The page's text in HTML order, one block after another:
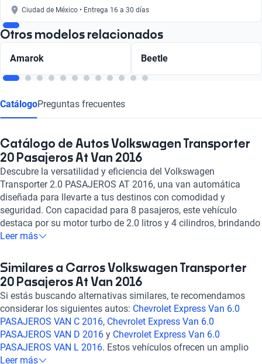
Ciudad de México • Entrega 16 a 30 días
Otros modelos relacionados
Amarok Beetle
CatálogoPreguntas frecuentes
Catálogo de Autos Volkswagen Transporter
20 Pasajeros At Van 2016
Descubre la versatilidad y eficiencia del Volkswagen
Transporter 2.0 PASAJEROS AT 2016, una van automática
diseñada para llevarte a tus destinos con comodidad y
seguridad. Con capacidad para 8 pasajeros, este vehículo
destaca por su motor turbo de 2.0 litros y 4 cilindros, brindando
una potencia estimada de 102 caballos de fuerza. Su tracción
garantizan un manejo suave y eficiente, mientras que sus
frenos ABS y asistencia de frenado te brindan tranquilidad en
cada viaje. Con una calificación de 5 estrellas en consumo de
combustible y 4 estrellas en seguridad, el Volkswagen
Transporter es la opción ideal para aquellos que buscan un
vehículo confiable y espacioso. ¡Haz tuyo este modelo y
prepárate para vivir nuevas aventuras con estilo y confort!
Leer más
Similares a Carros Volkswagen Transporter
20 Pasajeros At Van 2016
Si estás buscando alternativas similares, te recomendamos
considerar los siguientes autos: Chevrolet Express Van 6.0
PASAJEROS VAN C 2016, Chevrolet Express Van 6.0
PASAJEROS VAN D 2016 y Chevrolet Express Van 6.0
PASAJEROS VAN L 2016. Estos vehículos ofrecen un amplio
espacio para pasajeros, ideales para viajes en grupo o
Leer más